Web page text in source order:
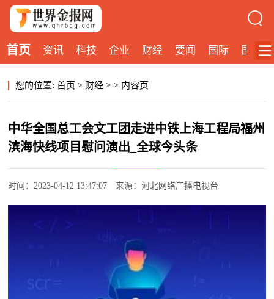
首页 资讯 科技 企业 财经 要闻 国际 国内
您的位置: 首页 > 财经 > > 内容页
中华全国总工会文工团走进中铁上海工程局福州
滨海快线项目慰问演出_全球今头条
时间：2023-04-12 13:47:07 来源：河北网络广播电视台